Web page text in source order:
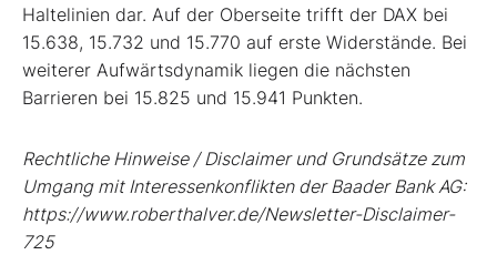
Haltelinien dar. Auf der Oberseite trifft der DAX bei
15.638, 15.732 und 15.770 auf erste Widerstände. Bei
weiterer Aufwärtsdynamik liegen die nächsten
Barrieren bei 15.825 und 15.941 Punkten.
Rechtliche Hinweise / Disclaimer und Grundsätze zum
Umgang mit Interessenkonflikten der Baader Bank AG:
https://www.roberthalver.de/Newsletter-Disclaimer-
725